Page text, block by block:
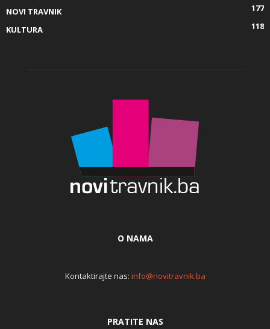
NOVI TRAVNIK
177
KULTURA
118
O NAMA
Kontaktirajte nas: info@novitravnik.ba
PRATITE NAS